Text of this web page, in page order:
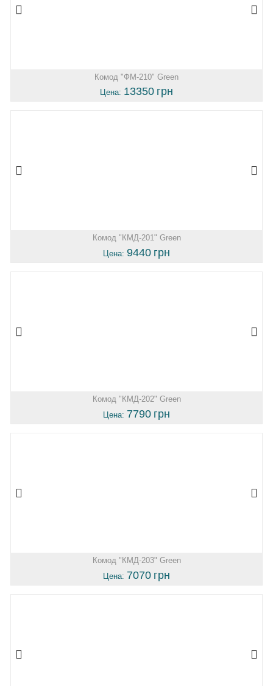
Комод "ФМ-210" Green
Цена: 13350 грн
Комод "КМД-201" Green
Цена: 9440 грн
Комод "КМД-202" Green
Цена: 7790 грн
Комод "КМД-203" Green
Цена: 7070 грн